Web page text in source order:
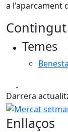
a l'aparcament
Temes
Darrera
Mercat
Enllaços